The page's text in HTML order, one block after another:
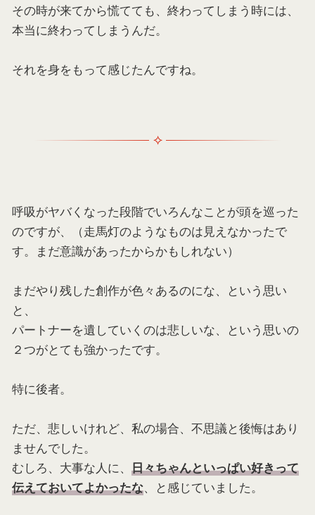
その時が来てから慌てても、終わってしまう時には、
本当に終わってしまうんだ。
それを身をもって感じたんですね。
呼吸がヤバくなった段階でいろんなことが頭を巡った
のですが、（走馬灯のようなものは見えなかったで
す。まだ意識があったからかもしれない）
まだやり残した創作が色々あるのにな、という思い
と、
パートナーを遺していくのは悲しいな、という思いの
２つがとても強かったです。
特に後者。
ただ、悲しいけれど、私の場合、不思議と後悔はあり
ませんでした。
むしろ、大事な人に、 日々ちゃんといっぱい好きって
伝えておいてよかったな、と感じていました。